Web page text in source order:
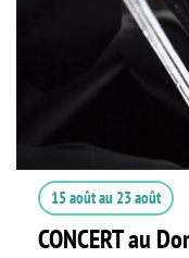
15 aoûtau 23 août
CONCERT au